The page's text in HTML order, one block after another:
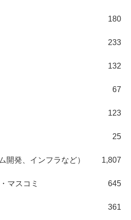
180
233
132
67
123
25
開発、インフラなど） 1,807
マスコミ 645
361